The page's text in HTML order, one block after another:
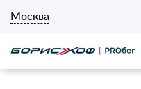
Москва